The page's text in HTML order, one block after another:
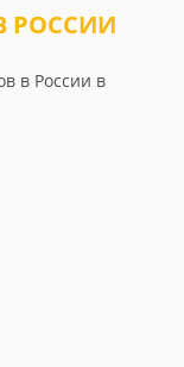
РОССИИ
в России в